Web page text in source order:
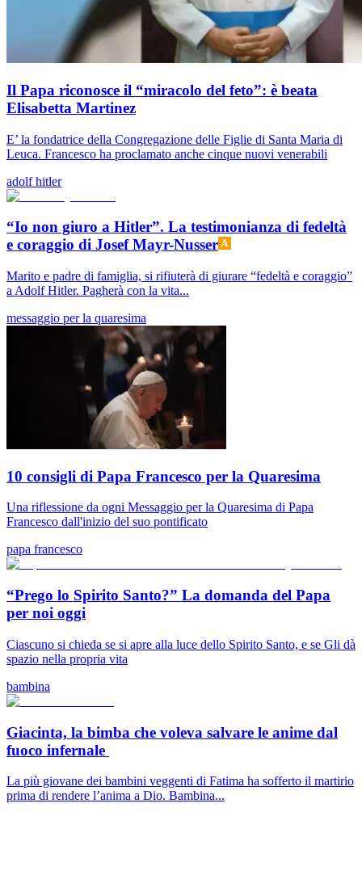
Il Papa riconosce il “miracolo del feto”: è beata
Elisabetta Martinez
E’ la fondatrice della Congregazione delle Figlie di Santa Maria di
Leuca. Francesco ha proclamato anche cinque nuovi venerabili
adolf hitler
“Io non giuro a Hitler”. La testimonianza di fedeltà
e coraggio di Josef Mayr-Nusser
Marito e padre di famiglia, si rifiuterà di giurare “fedeltà e coraggio”
a Adolf Hitler. Pagherà con la vita...
messaggio per la quaresima
10 consigli di Papa Francesco per la Quaresima
Una riflessione da ogni Messaggio per la Quaresima di Papa
Francesco dall'inizio del suo pontificato
papa francesco
“Prego lo Spirito Santo?” La domanda del Papa
per noi oggi
Ciascuno si chieda se si apre alla luce dello Spirito Santo, e se Gli dà
spazio nella propria vita
bambina
Giacinta, la bimba che voleva salvare le anime dal
fuoco infernale
La più giovane dei bambini veggenti di Fatima ha sofferto il martirio
prima di rendere l’anima a Dio. Bambina...